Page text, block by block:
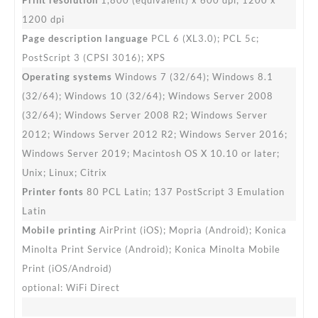
1200 dpi
Page description language PCL 6 (XL3.0); PCL 5c;
PostScript 3 (CPSI 3016); XPS
Operating systems Windows 7 (32/64); Windows 8.1
(32/64); Windows 10 (32/64); Windows Server 2008
(32/64); Windows Server 2008 R2; Windows Server
2012; Windows Server 2012 R2; Windows Server 2016;
Windows Server 2019; Macintosh OS X 10.10 or later;
Unix; Linux; Citrix
Printer fonts 80 PCL Latin; 137 PostScript 3 Emulation
Latin
Mobile printing AirPrint (iOS); Mopria (Android); Konica
Minolta Print Service (Android); Konica Minolta Mobile
Print (iOS/Android)
optional: WiFi Direct